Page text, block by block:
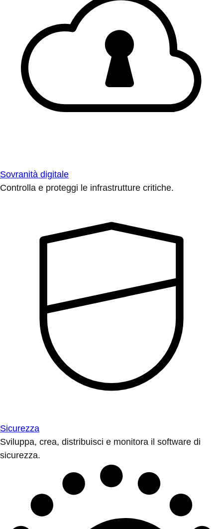
Sovranità digitale
Controlla e proteggi le infrastrutture critiche.
Sicurezza
Sviluppa, crea, distribuisci e monitora il software di
sicurezza.